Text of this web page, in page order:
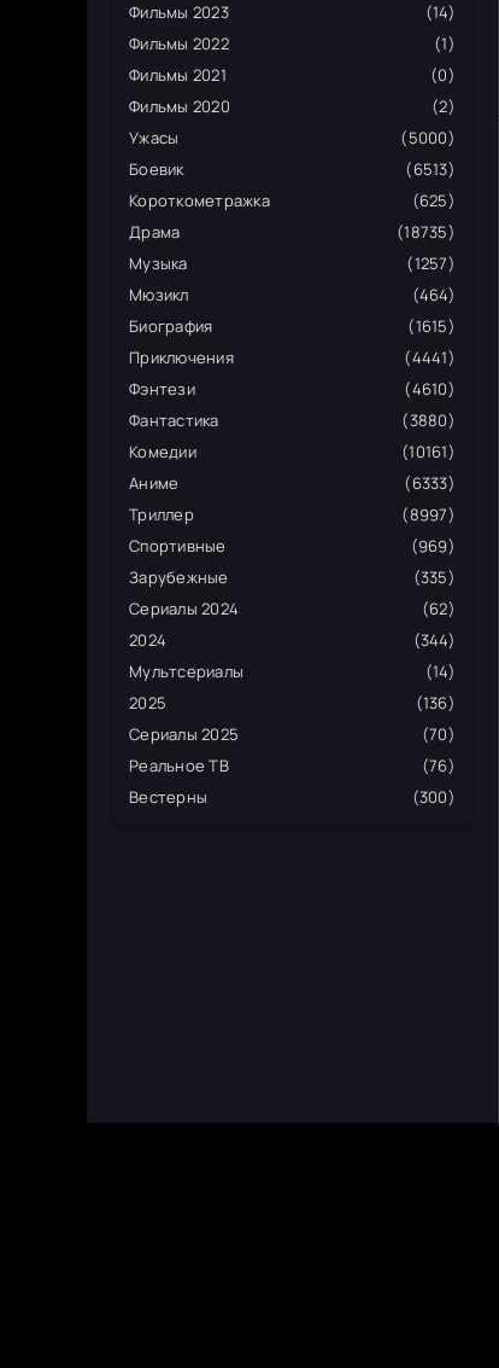
Фильмы 2023
(14)
Фильмы 2022
(1)
Фильмы 2021
(0)
Фильмы 2020
(2)
Ужасы
(5000)
Боевик
(6513)
Короткометражка
(625)
Драма
(18735)
Музыка
(1257)
Мюзикл
(464)
Биография
(1615)
Приключения
(4441)
Фэнтези
(4610)
Фантастика
(3880)
Комедии
(10161)
Аниме
(6333)
Триллер
(8997)
Спортивные
(969)
Зарубежные
(335)
Сериалы 2024
(62)
2024
(344)
Мультсериалы
(14)
2025
(136)
Сериалы 2025
(70)
Реальное ТВ
(76)
Вестерны
(300)